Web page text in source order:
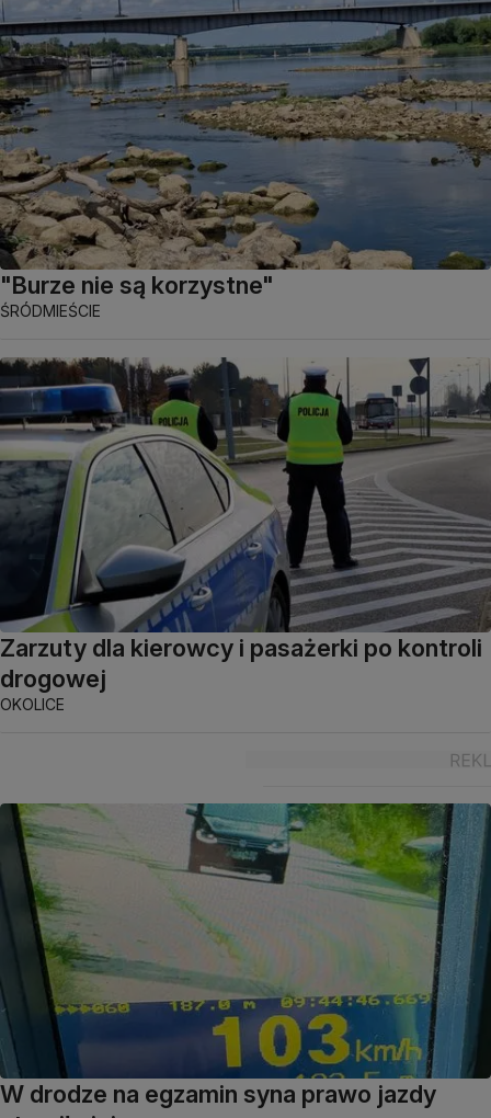
"Burze nie są korzystne"
ŚRÓDMIEŚCIE
Zarzuty dla kierowcy i pasażerki po kontroli
drogowej
OKOLICE
W drodze na egzamin syna prawo jazdy